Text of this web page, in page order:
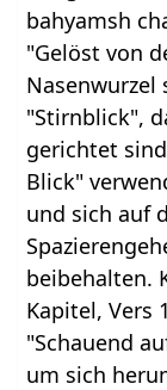
bahyamsh
"Gelöst von
Nasenwurzel
"Stirnblick",
gerichtet
Blick"
und sich auf
beibehalten.
Kapitel, Vers
"Schauend
um sich